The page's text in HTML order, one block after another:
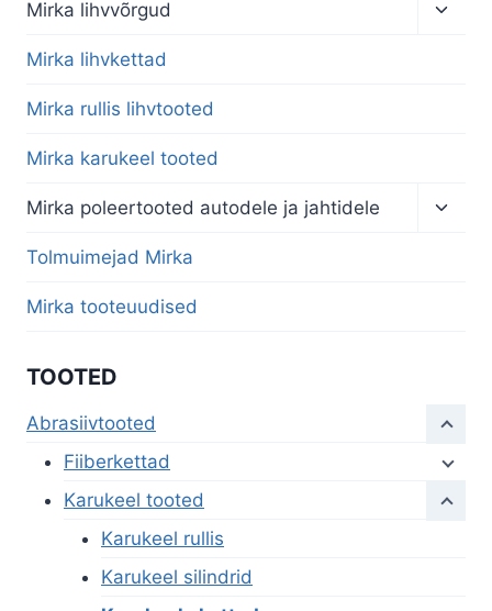
Mirka lihvvõrgud
Mirka lihvkettad
Mirka rullis lihvtooted
Mirka karukeel tooted
Mirka poleertooted autodele ja jahtidele
Tolmuimejad Mirka
Mirka tooteuudised
TOOTED
Abrasiivtooted
Fiiberkettad
Karukeel tooted
Karukeel rullis
Karukeel silindrid